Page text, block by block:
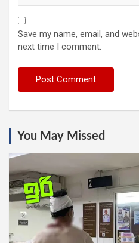
Save my name, email, and
next time I comment.
You May Missed